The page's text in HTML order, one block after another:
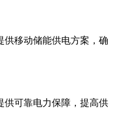
供移动储能供电方案，确
供可靠电力保障，提高供